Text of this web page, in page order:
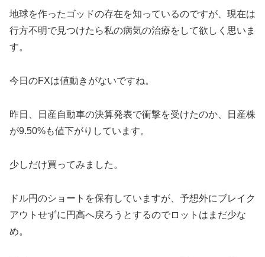
地球を作ったゴッドの存在を知っているのですが、現在は
行方不明で見つけたら私の病気の治療をして欲しく思いま
す。
今日のFXは値動きがないですね。
昨日、日産自動車の決算発表で衝撃を受けたのか、日産株
が9.50%も値下がりしています。
少しだけ買ってみました。
ドル円のショートを保有していますが、予想外にブレイク
アウトせずに円高へ戻ろうとするのでロットはまだ少な
め。